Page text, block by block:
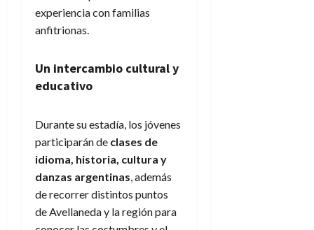
experiencia con familias
anfitrionas.
Un intercambio cultural y
educativo
Durante su estadía, los jóvenes
participarán de clases de
idioma, historia, cultura y
danzas argentinas, además
de recorrer distintos puntos
de Avellaneda y la región para